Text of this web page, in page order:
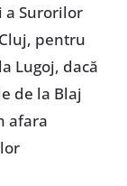
a Surorilor
pentru
Lugoj, dacă
de la Blaj
afara